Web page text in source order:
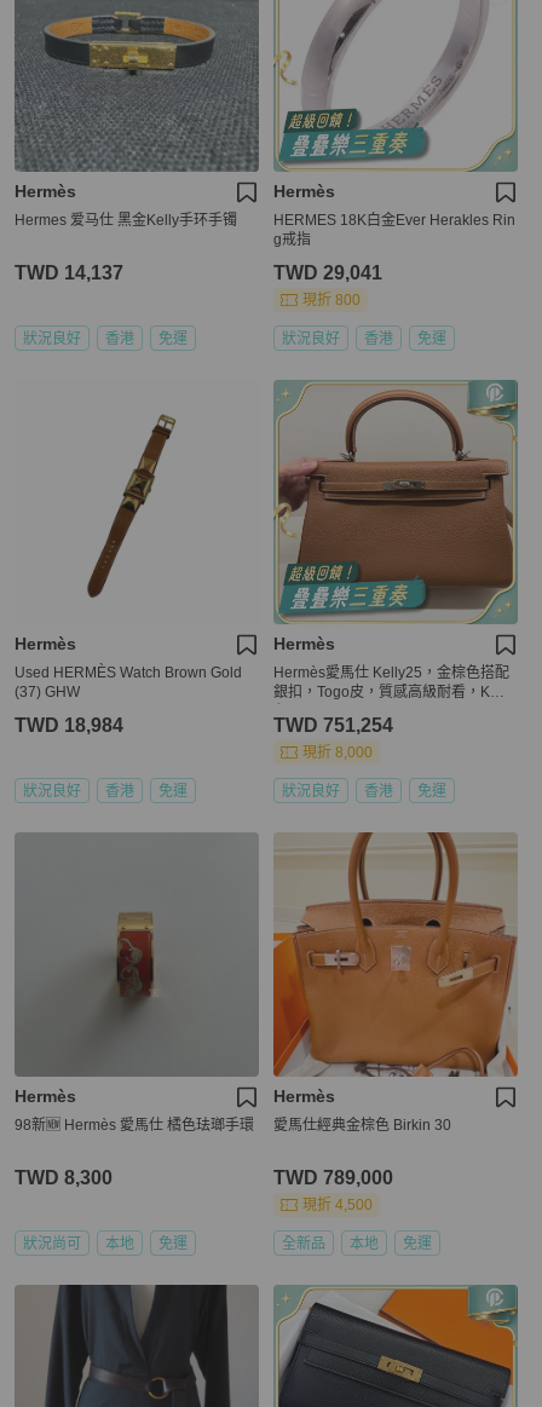
Hermès
Hermes 爱马仕 黑金Kelly手环手镯
TWD 14,137
狀況良好 香港 免運
Hermès
HERMES 18K白金Ever Herakles Rin
g戒指
TWD 29,041
現折 800
狀況良好 香港 免運
Hermès
Used HERMÈS Watch Brown Gold
(37) GHW
TWD 18,984
狀況良好 香港 免運
Hermès
Hermès愛馬仕 Kelly25，金棕色搭配
銀扣，Togo皮，質感高級耐看，K刻
TWD 751,254
現折 8,000
狀況良好 香港 免運
Hermès
98新🆕 Hermès 愛馬仕 橘色珐瑯手環
TWD 8,300
狀況尚可 本地 免運
Hermès
愛馬仕經典金棕色 Birkin 30
TWD 789,000
現折 4,500
全新品 本地 免運